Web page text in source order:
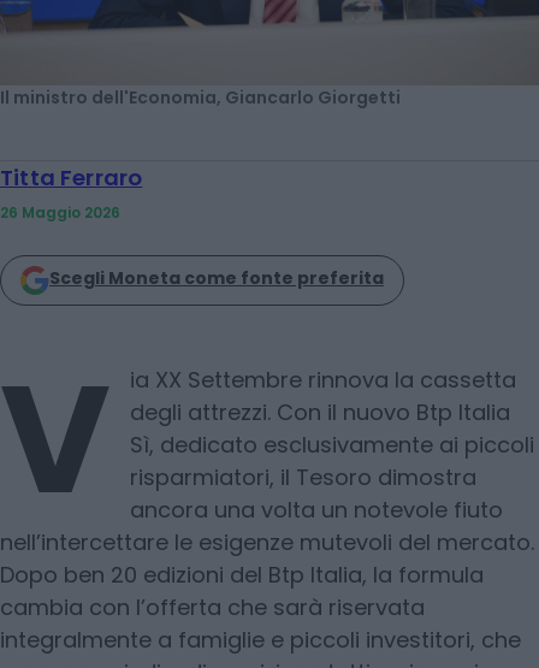
Il ministro dell'Economia, Giancarlo Giorgetti
Titta Ferraro
26 Maggio 2026
Scegli Moneta come fonte preferita
V
ia XX Settembre rinnova la cassetta
degli attrezzi. Con il nuovo Btp Italia
Sì, dedicato esclusivamente ai piccoli
risparmiatori, il Tesoro dimostra
ancora una volta un notevole fiuto
nell’intercettare le esigenze mutevoli del mercato.
Dopo ben 20 edizioni del Btp Italia, la formula
cambia con l’offerta che sarà riservata
integralmente a famiglie e piccoli investitori, che